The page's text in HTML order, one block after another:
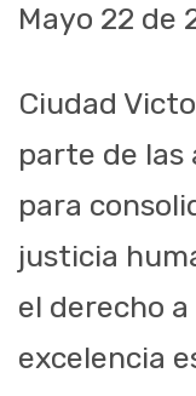
Mayo 22 de
Ciudad
parte de las
para
justicia
el derecho
excelencia